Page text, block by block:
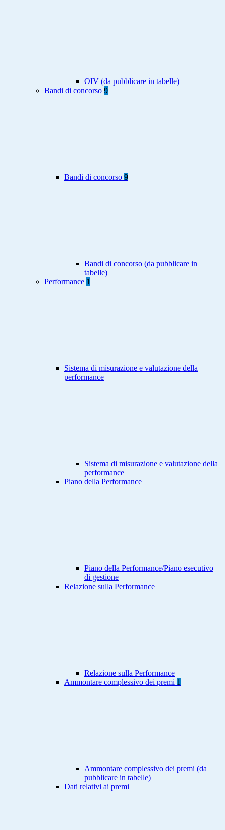
OIV (da pubblicare in tabelle)
Bandi di concorso 9
Bandi di concorso 9
Bandi di concorso (da pubblicare in
tabelle)
Performance 1
Sistema di misurazione e valutazione della
performance
Sistema di misurazione e valutazione della
performance
Piano della Performance
Piano della Performance/Piano esecutivo
di gestione
Relazione sulla Performance
Relazione sulla Performance
Ammontare complessivo dei premi 1
Ammontare complessivo dei premi (da
pubblicare in tabelle)
Dati relativi ai premi